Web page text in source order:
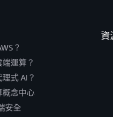
？
運算？
式 AI？
概念中心
安全
資